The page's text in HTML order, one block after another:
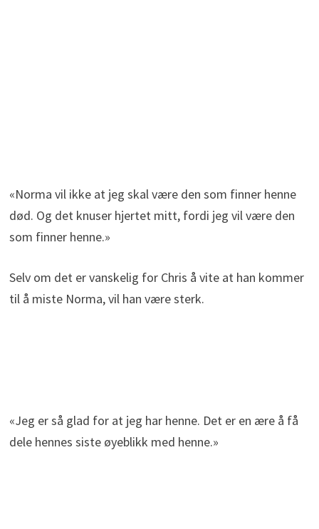
«Norma vil ikke at jeg skal være den som finner henne
død. Og det knuser hjertet mitt, fordi jeg vil være den
som finner henne.»
Selv om det er vanskelig for Chris å vite at han kommer
til å miste Norma, vil han være sterk.
«Jeg er så glad for at jeg har henne. Det er en ære å få
dele hennes siste øyeblikk med henne.»